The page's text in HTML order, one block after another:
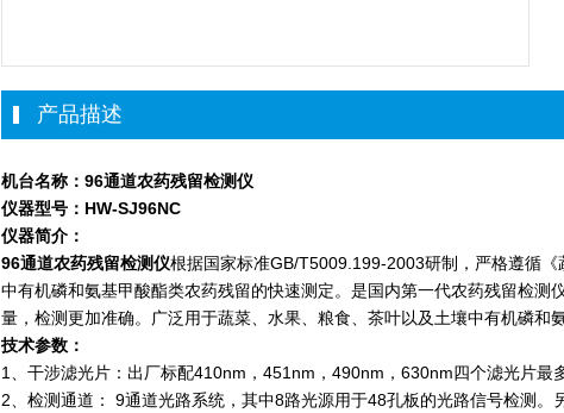
产品描述
机台名称： 96通道农药残留检测仪
仪器型号：HW-SJ96NC
仪器简介：
96通道农药残留检测仪根据国家标准GB/T5009.199-2003研制，严格遵循
中有机磷和氨基甲酸酯类农药残留的快速测定。是国内第一代农药残留检
量，检测更加准确。广泛用于蔬菜、水果、粮食、茶叶以及土壤中有机磷和
技术参数：
1、干涉滤光片：出厂标配410nm，451nm，490nm，630nm四个滤光片最
2、检测通道： 9通道光路系统，其中8路光源用于48孔板的光路信号检测